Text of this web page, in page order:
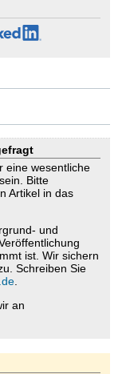
eine wesentliche
Bitte
Artikel in das
und
ist. Wir sichern
Schreiben Sie
an